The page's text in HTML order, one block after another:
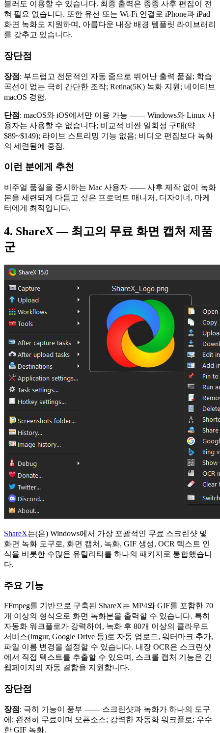
블러도 이용할 수 있습니다. 최종 출력은 종종 사후 편집이 전
혀 필요 없습니다. 또한 유선 또는 Wi-Fi 연결로 iPhone과 iPad
화면 녹화도 지원하며, 아름다운 내장 배경 템플릿 라이브러리
를 갖추고 있습니다.
장단점
장점 : 부드럽고 전문적인 자동 줌으로 뛰어난 출력 품질; 학습
곡선이 없는 극히 간단한 조작; Retina(5K) 녹화 지원; 네이티브
macOS 경험.
단점 : macOS와 iOS에서만 이용 가능 —— Windows와 Linux 사
용자는 사용할 수 없습니다; 비교적 비싼 일회성 구매(약
$89~$149); 라이브 스트리밍 기능 없음; 비디오 편집보다 녹화
의 세련됨에 중점.
이런 분에게 추천
비주얼 품질을 중시하는 Mac 사용자 —— 사후 제작 없이 녹화
본을 세련되게 다듬고 싶은 프로덕트 매니저, 디자이너, 마케
터에게 최적입니다.
4. ShareX — 최고의 무료 화면 캡처 제품
군
ShareX는(은) Windows에서 가장 포괄적인 무료 스크린샷 및
화면 녹화 도구로, 화면 캡처, 녹화, GIF 생성, OCR 텍스트 인
식을 비롯한 수많은 유틸리티를 하나의 패키지로 통합했습니
다.
주요 기능
FFmpeg를 기반으로 구축된 ShareX는 MP4와 GIF를 포함한 70
개 이상의 형식으로 화면 녹화본을 출력할 수 있습니다. 특히
자동화 워크플로가 강력하여, 녹화 후 80개 이상의 클라우드
서비스(Imgur, Google Drive 등)로 자동 업로드, 워터마크 추가,
파일 이름 변경을 설정할 수 있습니다. 내장 OCR은 스크린샷
에서 직접 텍스트를 추출할 수 있으며, 스크롤 캡처 기능은 긴
웹페이지의 자동 결합을 지원합니다.
장단점
장점 : 극히 기능이 풍부 —— 스크린샷과 녹화가 하나의 도구
에; 완전히 무료이며 오픈소스; 강력한 자동화 워크플로; 우수
한 GIF 녹화.